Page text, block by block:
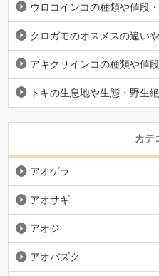
ウロコインコの種類や値段
クロガモのオスメスの違い
アキクサインコの種類や値
トキの生息地や生態・野生
カテ
アオゲラ
アオサギ
アオジ
アオバズク